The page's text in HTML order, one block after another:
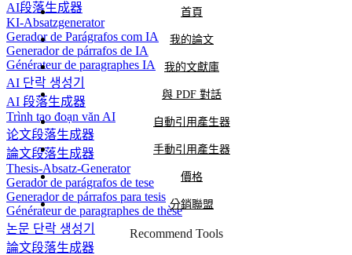
AI段落生成器
KI-Absatzgenerator
Gerador de Parágrafos com IA
Generador de párrafos de IA
Générateur de paragraphes IA
AI 단락 생성기
AI 段落生成器
Trình tạo đoạn văn AI
论文段落生成器
論文段落生成器
Thesis-Absatz-Generator
Gerador de parágrafos de tese
Generador de párrafos para tesis
Générateur de paragraphes de thèse
논문 단락 생성기
論文段落生成器
首頁
我的論文
我的文獻庫
與 PDF 對話
自動引用產生器
手動引用產生器
價格
分銷聯盟
Recommend Tools